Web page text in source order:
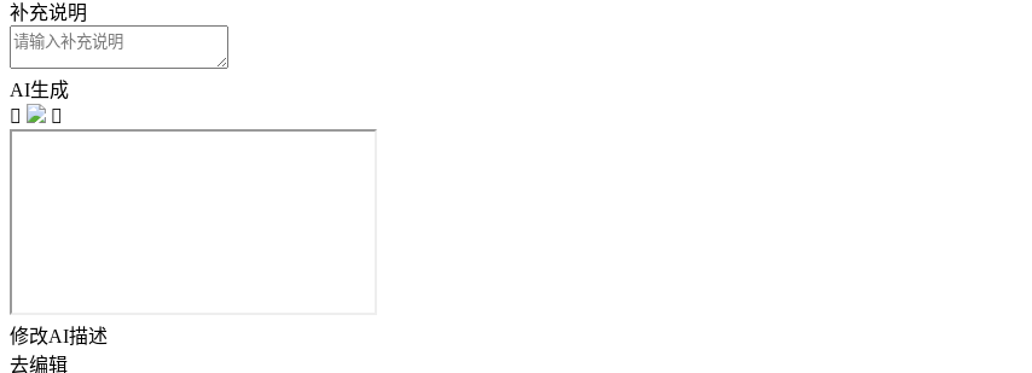
补充说明
AI生成


修改AI描述
去编辑